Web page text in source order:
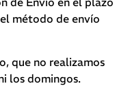
método de envío
que no realizamos
los domingos.